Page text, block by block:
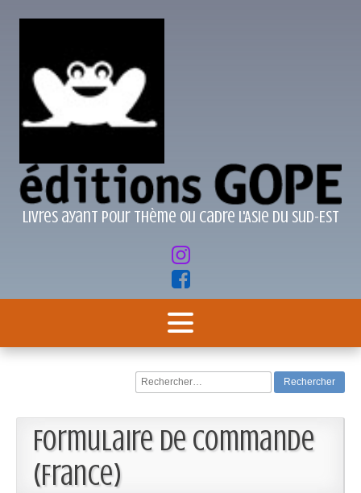
Livres ayant pour thème ou cadre l'Asie du Sud-Est
Rechercher :
Formulaire de commande
(France)